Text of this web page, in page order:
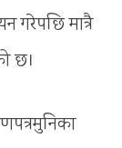
गरेपछि मात्रै
छ।